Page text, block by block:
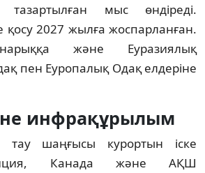
тазартылған мыс өндіреді.
қосу 2027 жылға жоспарланған.
және Еуразиялық
пен Еуропалық Одақ елдеріне
инфрақұрылым
тау шаңғысы курортын іске
Канада және АҚШ